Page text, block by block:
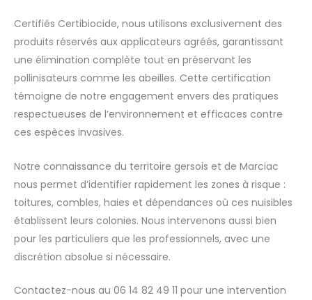
Certifiés Certibiocide, nous utilisons exclusivement des
produits réservés aux applicateurs agréés, garantissant
une élimination complète tout en préservant les
pollinisateurs comme les abeilles. Cette certification
témoigne de notre engagement envers des pratiques
respectueuses de l’environnement et efficaces contre
ces espèces invasives.
Notre connaissance du territoire gersois et de Marciac
nous permet d’identifier rapidement les zones à risque :
toitures, combles, haies et dépendances où ces nuisibles
établissent leurs colonies. Nous intervenons aussi bien
pour les particuliers que les professionnels, avec une
discrétion absolue si nécessaire.
Contactez-nous au 06 14 82 49 11 pour une intervention